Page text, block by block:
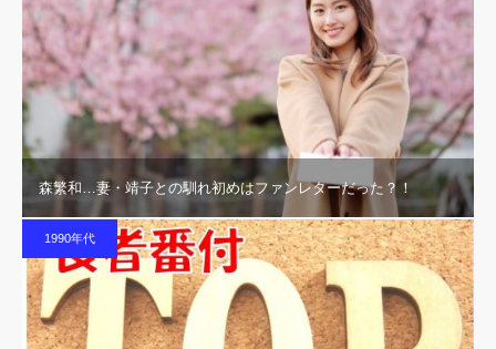
森繁和…妻・靖子との馴れ初めはファンレターだった？！
1990年代